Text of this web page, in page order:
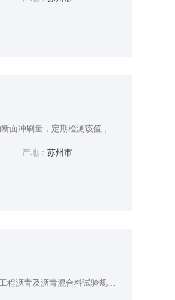
产地：苏州市